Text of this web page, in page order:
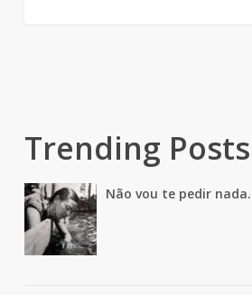
Trending Posts
Não vou te pedir